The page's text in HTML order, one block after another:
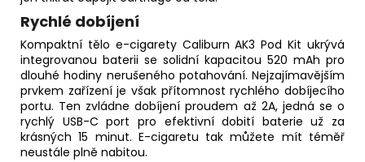
Rychlé dobíjení
Kompaktní tělo e-cigarety Caliburn AK3 Pod Kit ukrývá
integrovanou baterii se solidní kapacitou 520 mAh pro
dlouhé hodiny nerušeného potahování. Nejzajímavějším
prvkem zařízení je však přítomnost rychlého dobíjecího
portu. Ten zvládne dobíjení proudem až 2A, jedná se o
rychlý USB-C port pro efektivní dobití baterie už za
krásných 15 minut. E-cigaretu tak můžete mít téměř
neustále plně nabitou.